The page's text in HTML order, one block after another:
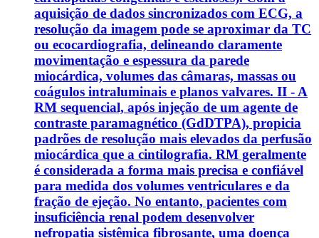
aquisição de dados sincronizados com ECG, a
resolução da imagem pode se aproximar da TC
ou ecocardiografia, delineando claramente
movimentação e espessura da parede
miocárdica, volumes das câmaras, massas ou
coágulos intraluminais e planos valvares. II - A
RM sequencial, após injeção de um agente de
contraste paramagnético (GdDTPA), propicia
padrões de resolução mais elevados da perfusão
miocárdica que a cintilografia. RM geralmente
é considerada a forma mais precisa e confiável
para medida dos volumes ventriculares e da
fração de ejeção. No entanto, pacientes com
insuficiência renal podem desenvolver
nefropatia sistêmica fibrosante, uma doença